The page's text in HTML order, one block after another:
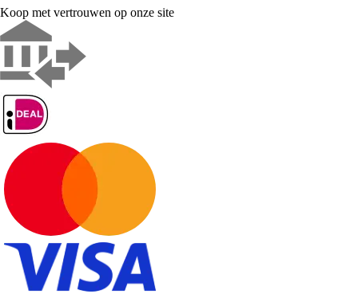
Koop met vertrouwen op onze site